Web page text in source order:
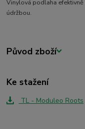
Vinylová podlaha efektivně
údržbou.
Původ zboží
Ke stažení
TL - Moduleo Roots